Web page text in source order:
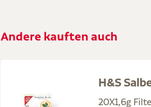
Andere kauften auch
H&S
20X1,6g